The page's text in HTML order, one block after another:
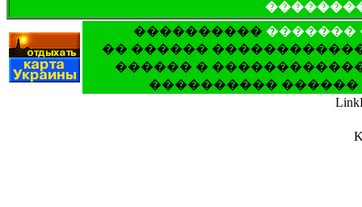
���������� �������
�� ������
������ �
����������